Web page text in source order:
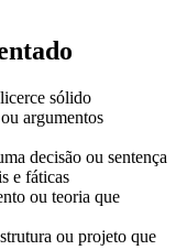
sólido
argumentos
decisão ou sentença
e fáticas
ou teoria que
ou projeto que